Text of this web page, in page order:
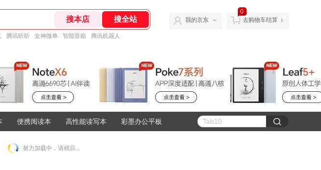
腾讯听听 女神微单 智能音箱 腾讯机器人
我的京东
0
去购物车结算
便携阅读本 高性能读写本 彩墨办公平板
努力加载中，请稍后...